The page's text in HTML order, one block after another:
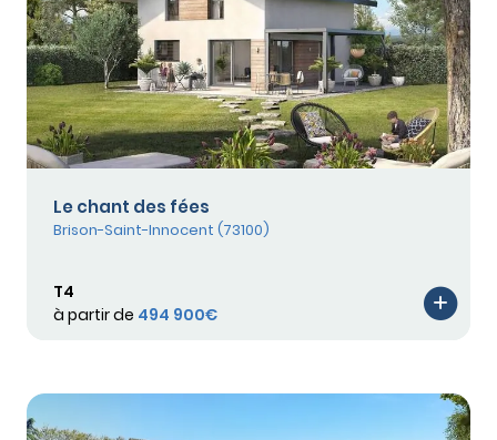
Le chant des fées
Brison-Saint-Innocent (73100)
T4
à partir de 494 900€